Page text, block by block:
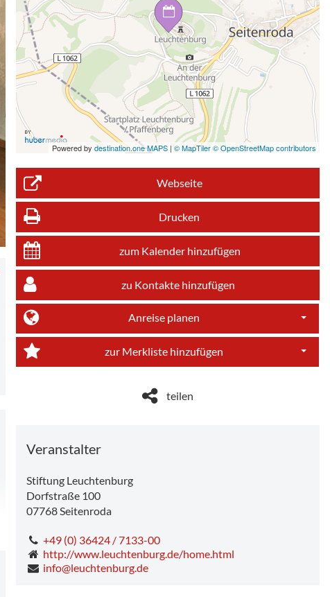
Powered by destination.one MAPS | © MapTiler © OpenStreetMap contributors
Webseite
Drucken
zum Kalender hinzufügen
zu Kontakte hinzufügen
Anreise planen
zur Merkliste hinzufügen
teilen
Veranstalter
Stiftung Leuchtenburg
Dorfstraße 100
07768 Seitenroda
+49 (0) 36424 / 7133-00
http://www.leuchtenburg.de/home.html
info@leuchtenburg.de